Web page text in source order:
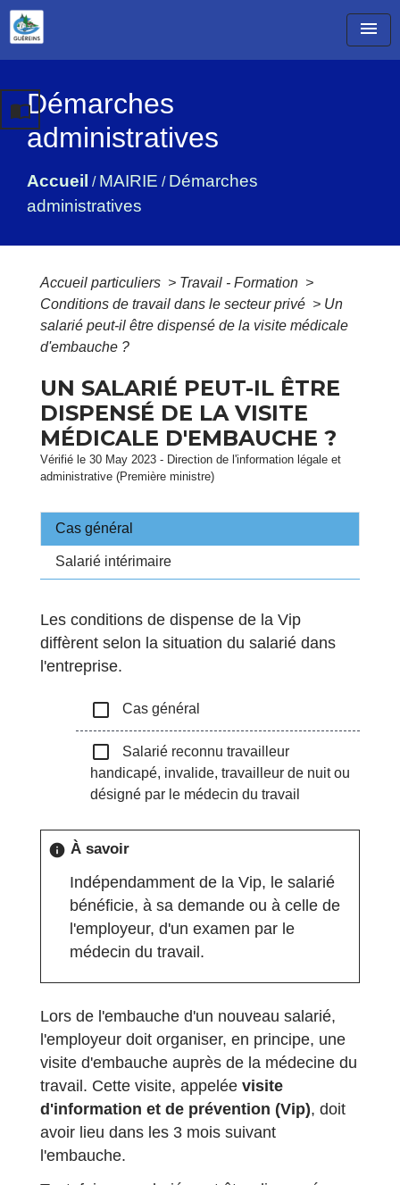
menu
Démarches
administratives
Accueil / MAIRIE / Démarches
administratives
import_contacts
Accueil particuliers > Travail - Formation >
Conditions de travail dans le secteur privé > Un
salarié peut-il être dispensé de la visite médicale
d'embauche ?
UN SALARIÉ PEUT-IL ÊTRE
DISPENSÉ DE LA VISITE
MÉDICALE D'EMBAUCHE ?
Vérifié le 30 May 2023 - Direction de l'information légale et
administrative (Première ministre)
Cas général
Salarié intérimaire
Les conditions de dispense de la Vip
diffèrent selon la situation du salarié dans
l'entreprise.
check_box_outline_blank Cas général
check_box_outline_blank
Salarié reconnu travailleur
handicapé, invalide, travailleur de nuit ou
désigné par le médecin du travail
info À savoir
Indépendamment de la Vip, le salarié
bénéficie, à sa demande ou à celle de
l'employeur, d'un examen par le
médecin du travail.
Lors de l'embauche d'un nouveau salarié,
l'employeur doit organiser, en principe, une
visite d'embauche auprès de la médecine du
travail. Cette visite, appelée visite
d'information et de prévention (Vip), doit
avoir lieu dans les 3 mois suivant
l'embauche.